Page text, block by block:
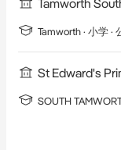
Tamworth
Tamworth · 小学 ·
St Edward's
SOUTH